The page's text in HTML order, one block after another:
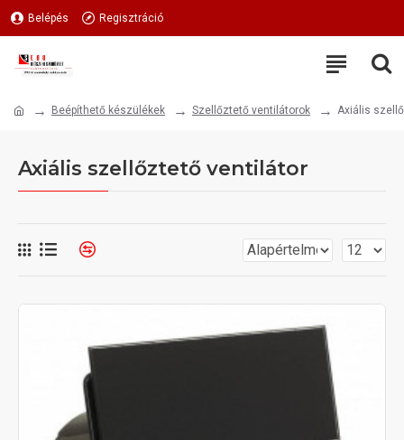
Belépés Regisztráció
Beépíthető készülékek Szellőztető ventilátorok Axiális
Axiális szellőztető ventilátor